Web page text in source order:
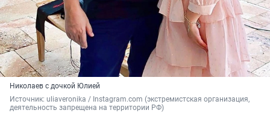
Николаев с дочкой Юлией
Источник: uliaveronika / Instagram.com (экстремистская организация,
деятельность запрещена на территории РФ)